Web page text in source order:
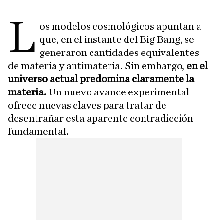
L os modelos cosmológicos apuntan a
que, en el instante del Big Bang, se
generaron cantidades equivalentes
de materia y antimateria. Sin embargo, en el
universo actual predomina claramente la
materia.Un nuevo avance experimental
ofrece nuevas claves para tratar de
desentrañar esta aparente contradicción
fundamental.